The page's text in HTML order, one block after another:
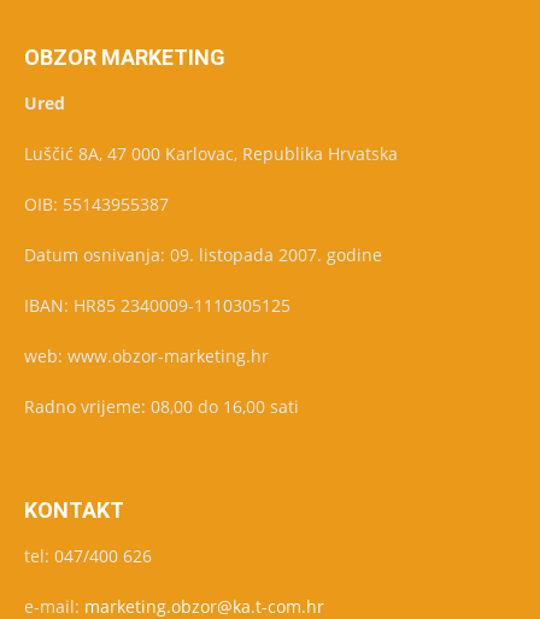
OBZOR MARKETING
Ured
Luščić 8A, 47 000 Karlovac, Republika Hrvatska
OIB: 55143955387
Datum osnivanja: 09. listopada 2007. godine
IBAN: HR85 2340009-1110305125
web: www.obzor-marketing.hr
Radno vrijeme: 08,00 do 16,00 sati
KONTAKT
tel: 047/400 626
e-mail: marketing.obzor@ka.t-com.hr